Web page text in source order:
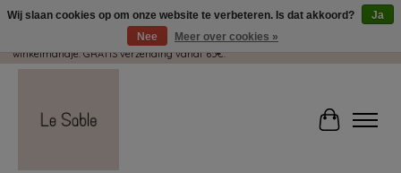
Wij pakken met plezier jouw kadootjes GRATIS in! Duid dit zeker aan in je
winkelmandje. GRATIS verzending vanaf 65€.
Wij slaan cookies op om onze website te verbeteren. Is dat akkoord?
Ja
Nee
Meer over cookies »